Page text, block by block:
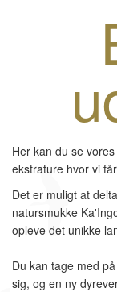
Her kan du se
ekstrature hvor vi
Det er muligt at
natursmukke
opleve det unikke
Du kan tage med
sig, og en ny